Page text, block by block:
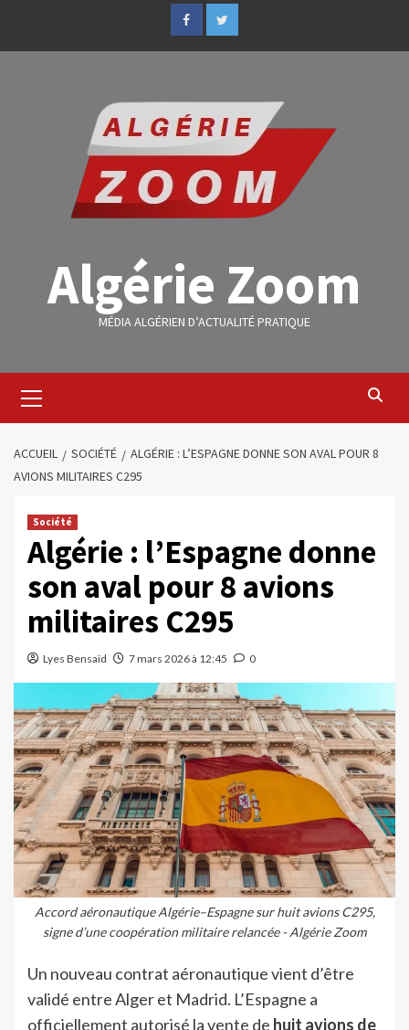
Algérie Zoom
MÉDIA ALGÉRIEN D’ACTUALITÉ PRATIQUE
ACCUEIL SOCIÉTÉ
ALGÉRIE : L’ESPAGNE DONNE SON AVAL POUR 8
AVIONS MILITAIRES C295
Société
Algérie : l’Espagne donne
son aval pour 8 avions
militaires C295
Lyes Bensaïd 7 mars 2026 à 12:45 0
Accord aéronautique Algérie–Espagne sur huit avions C295,
signe d’une coopération militaire relancée - Algérie Zoom
Un nouveau contrat aéronautique vient d’être
validé entre Alger et Madrid. L’Espagne a
officiellement autorisé la vente de huit avions de